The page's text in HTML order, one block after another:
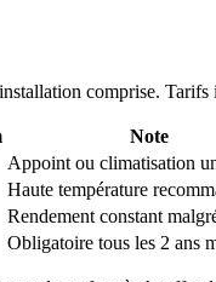
comprise. Tarifs
Note
Appoint ou climatisation
Haute température
Rendement constant
Obligatoire tous les 2 ans